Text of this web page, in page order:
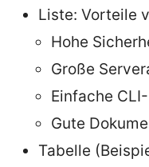
Liste: Vorteile
Hohe
Große
Einfache
Gute
Tabelle